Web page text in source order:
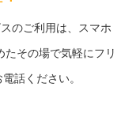
のご利用は、スマホ
たその場で気軽にフリ
話ください。